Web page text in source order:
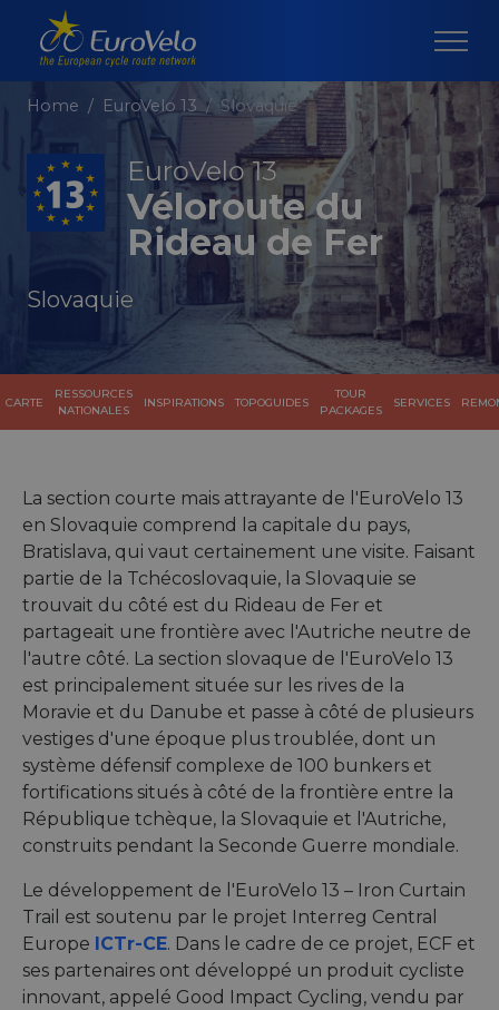
Home EuroVelo 13 Slovaquie
EuroVelo 13
Véloroute du
Rideau de Fer
Slovaquie
CARTE
RESSOURCES
NATIONALES
INSPIRATIONS TOPOGUIDES
TOUR
PACKAGES
SERVICES
La section courte mais attrayante de l'EuroVelo 13
en Slovaquie comprend la capitale du pays,
Bratislava, qui vaut certainement une visite. Faisant
partie de la Tchécoslovaquie, la Slovaquie se
trouvait du côté est du Rideau de Fer et
partageait une frontière avec l'Autriche neutre de
l'autre côté. La section slovaque de l'EuroVelo 13
est principalement située sur les rives de la
Moravie et du Danube et passe à côté de plusieurs
vestiges d'une époque plus troublée, dont un
système défensif complexe de 100 bunkers et
fortifications situés à côté de la frontière entre la
République tchèque, la Slovaquie et l'Autriche,
construits pendant la Seconde Guerre mondiale.
Le développement de l'EuroVelo 13 – Iron Curtain
Trail est soutenu par le projet Interreg Central
Europe ICTr-CE. Dans le cadre de ce projet, ECF et
ses partenaires ont développé un produit cycliste
innovant, appelé Good Impact Cycling, vendu par